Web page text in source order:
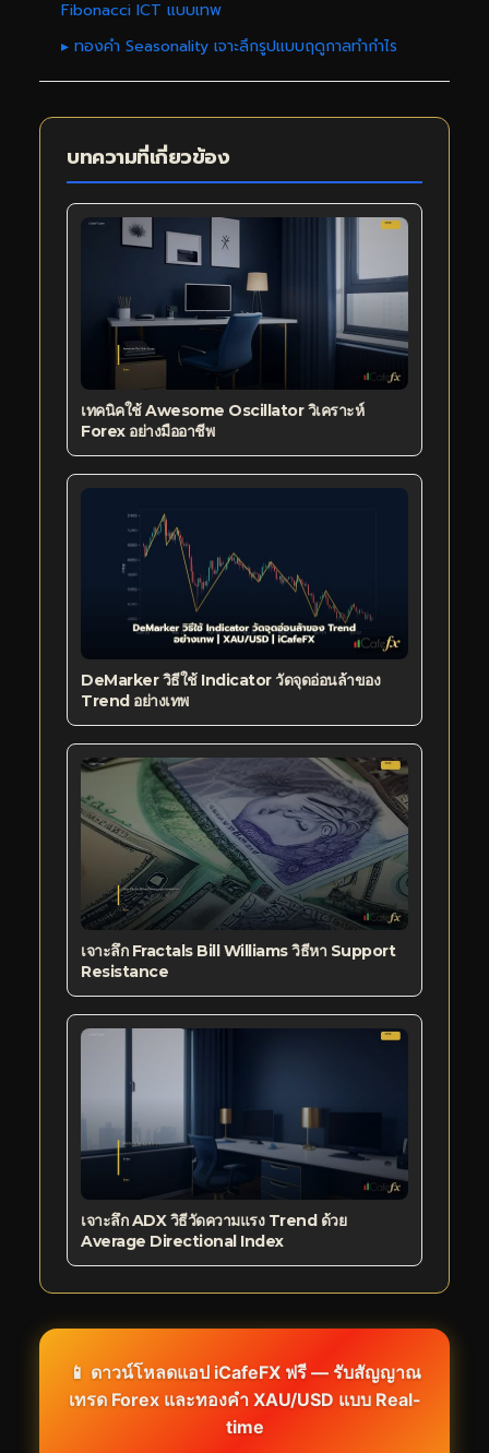
Fibonacci ICT แบบเทพ
▸ ทองคำ Seasonality เจาะลึกรูปแบบฤดูกาลทำกำไร
บทความที่เกี่ยวข้อง
เทคนิคใช้ Awesome Oscillator วิเคราะห์
Forex อย่างมืออาชีพ
DeMarker วิธีใช้ Indicator วัดจุดอ่อนล้าของ
Trend อย่างเทพ
เจาะลึก Fractals Bill Williams วิธีหา Support
Resistance
เจาะลึก ADX วิธีวัดความแรง Trend ด้วย
Average Directional Index
📱 ดาวน์โหลดแอป iCafeFX ฟรี — รับสัญญาณ
เทรด Forex และทองคำ XAU/USD แบบ Real-
time